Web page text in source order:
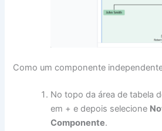
Como um componente
No topo da área de tabela
em + e depois selecione
Componente.